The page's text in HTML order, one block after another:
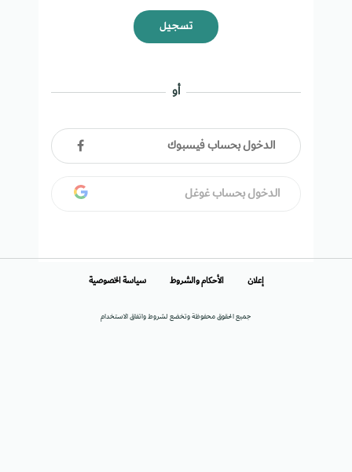
تسجيل
أو
الدخول بحساب فيسبوك
الدخول بحساب غوغل
جميع الحقوق محفوظة وتخضع لشروط واتفاق الاستخدام
إعلان الأحكام والشروط سياسة الخصوصية